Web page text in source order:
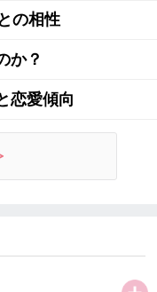
の相性
か？
恋愛傾向